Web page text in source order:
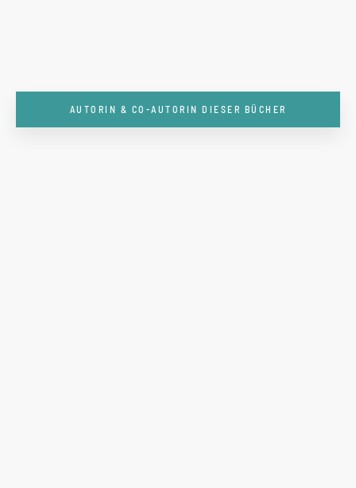
AUTORIN & CO-AUTORIN DIESER BÜCHER